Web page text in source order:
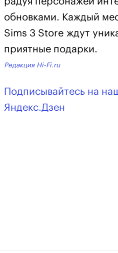
обновками. Каждый
Sims 3 Store ждут
приятные подарки.
Редакция Hi-Fi.ru
Подписывайтесь на
Яндекс.Дзен